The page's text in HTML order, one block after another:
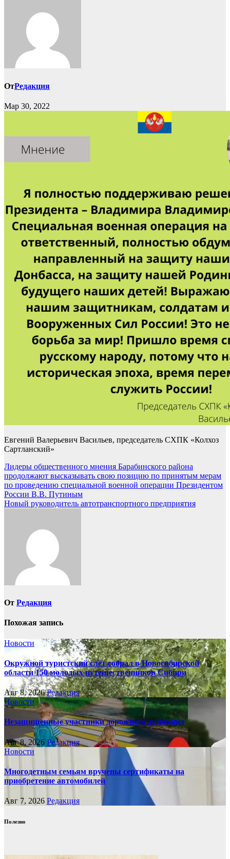
ОтРедакция
Мар 30, 2022
Евгений Валерьевич Васильев, председатель СХПК «Колхоз
Сартланский»
Навигация
по
записям
Лидеры общественного мнения Барабинского района
продолжают высказывать свою позицию по принятым мерам
по проведению специальной военной операции Президентом
России В.В. Путиным
Новый руководитель автотранспортного предприятия
От Редакция
Похожая запись
Новости
Окружной туристский слёт собрал в Новосибирской
области 150 молодых путешественников Сибири
Авг 8, 2026Редакция
Новости
Незащищенные участники дорожного движения
Авг 8, 2026 Редакция
Новости
Многодетным семьям вручены сертификаты на
приобретение автомобилей
Авг 7, 2026 Редакция
Полезно